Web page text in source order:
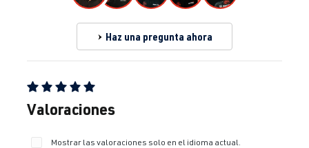
Haz una pregunta ahora
Calificación promedio de 5 de 5 estrellas
Valoraciones
Mostrar las valoraciones solo en el idioma actual.